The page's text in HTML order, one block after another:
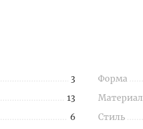
3
13
6
Форма
Материал
Стиль